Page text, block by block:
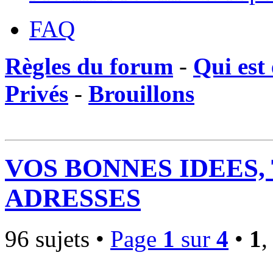
FAQ
Règles du forum - Qui est
Privés - Brouillons
VOS BONNES
ADRESSES
96 sujets • Page 1 sur 4 • 1,